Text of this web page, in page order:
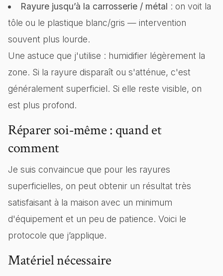
Rayure jusqu’à la carrosserie / métal : on voit la
tôle ou le plastique blanc/gris — intervention
souvent plus lourde.
Une astuce que j'utilise : humidifier légèrement la
zone. Si la rayure disparaît ou s'atténue, c'est
généralement superficiel. Si elle reste visible, on
est plus profond.
Réparer soi‑même : quand et
comment
Je suis convaincue que pour les rayures
superficielles, on peut obtenir un résultat très
satisfaisant à la maison avec un minimum
d'équipement et un peu de patience. Voici le
protocole que j’applique.
Matériel nécessaire